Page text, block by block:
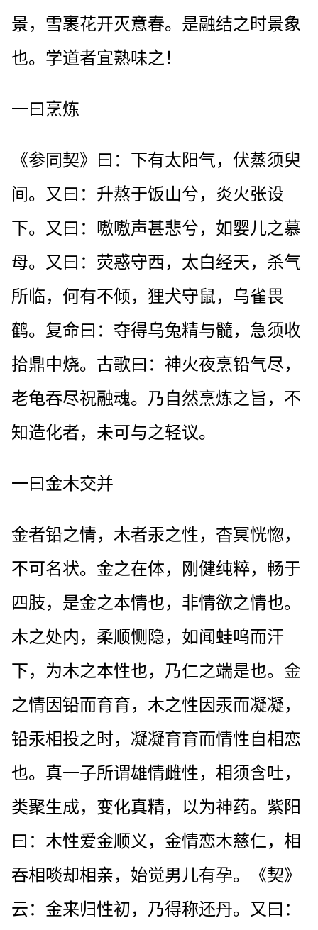
景，雪裹花开灭意春。是融结之时景象
也。学道者宜熟味之！
一曰烹炼
《参同契》曰：下有太阳气，伏蒸须臾
间。又曰：升熬于饭山兮，炎火张设
下。又曰：嗷嗷声甚悲兮，如婴儿之慕
母。又曰：荧惑守西，太白经天，杀气
所临，何有不倾，狸犬守鼠，乌雀畏
鹤。复命曰：夺得乌兔精与髓，急须收
拾鼎中烧。古歌曰：神火夜烹铅气尽，
老龟吞尽祝融魂。乃自然烹炼之旨，不
知造化者，未可与之轻议。
一曰金木交并
金者铅之情，木者汞之性，杳冥恍惚，
不可名状。金之在体，刚健纯粹，畅于
四肢，是金之本情也，非情欲之情也。
木之处内，柔顺恻隐，如闻蛙呜而汗
下，为木之本性也，乃仁之端是也。金
之情因铅而育育，木之性因汞而凝凝，
铅汞相投之时，凝凝育育而情性自相恋
也。真一子所谓雄情雌性，相须含吐，
类聚生成，变化真精，以为神药。紫阳
曰：木性爱金顺义，金情恋木慈仁，相
吞相啖却相亲，始觉男儿有孕。《契》
云：金来归性初，乃得称还丹。又曰：